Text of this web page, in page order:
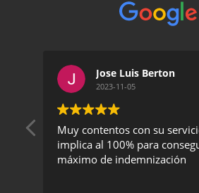
Jose Luis Berton
2023-11-05
Muy contentos con su
implica al 100% para
máximo de indemnización